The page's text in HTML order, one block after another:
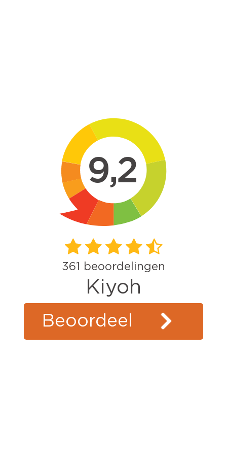
9,2
361 beoordelingen
Kiyoh
Beoordeel